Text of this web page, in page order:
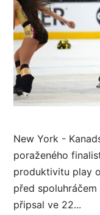
New York -
poraženého
produktivitu play
před
připsal ve 22...